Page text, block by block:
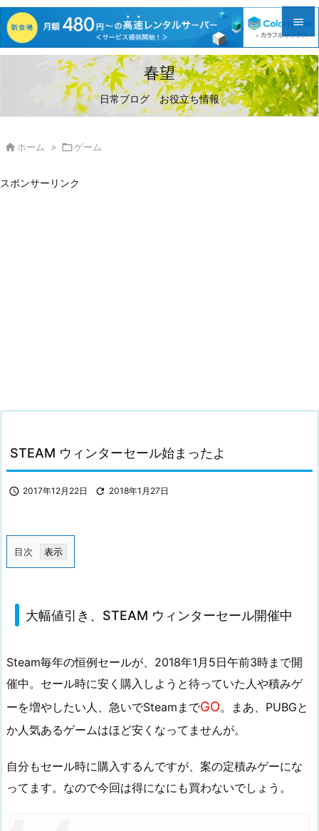
春望
日常ブログ お役立ち情報


メニュ

サイド
 ホーム > ゲーム
スポンサーリンク
STEAM ウィンターセール始まったよ
 2017年12月22日  2018年1月27日
目次
1.
幅
き、
S
T
A
ウ
ィ
大幅値引き、STEAM ウィンターセール開催中
Steam毎年の恒例セールが、2018年1月5日午前3時まで開
催中。セール時に安く購入しようと待っていた人や積みゲ
ーを増やしたい人、急いでSteamまでGO。まあ、PUBGと
か人気あるゲームはほど安くなってませんが。
自分もセール時に購入するんですが、案の定積みゲーにな
ってます。なので今回は得になにも買わないでしょう。